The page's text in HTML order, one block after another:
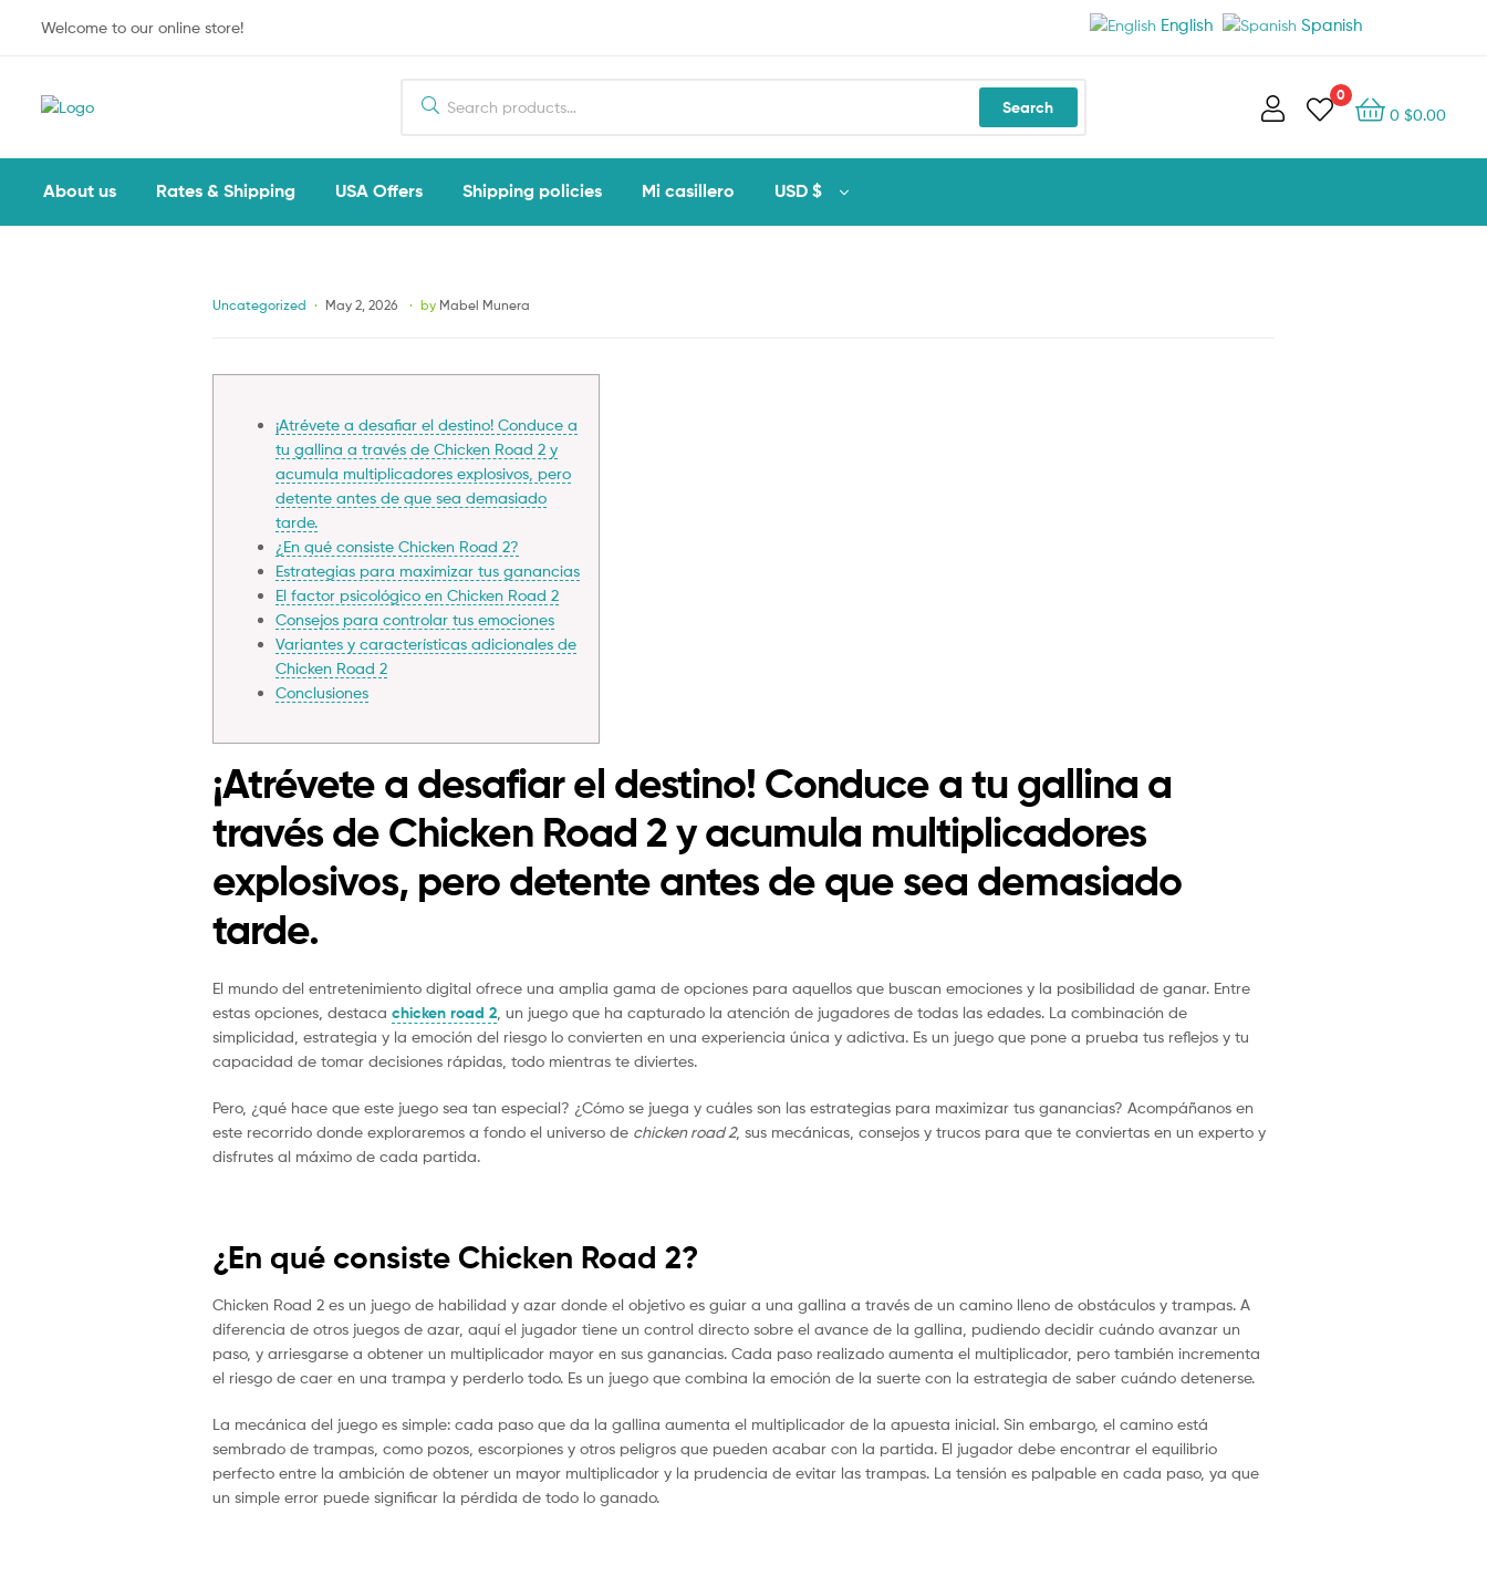
Welcome to our online store!
for:
Search
0
0 $0.00
About us Rates & Shipping USA Offers Shipping policies Mi casillero USD $
Categories
Uncategorized May 2, 2026 by Mabel Munera
¡Atrévete a desafiar el destino! Conduce a
tu gallina a través de Chicken Road 2 y
acumula multiplicadores explosivos, pero
detente antes de que sea demasiado
tarde.
¿En qué consiste Chicken Road 2?
Estrategias para maximizar tus ganancias
El factor psicológico en Chicken Road 2
Consejos para controlar tus emociones
Variantes y características adicionales de
Chicken Road 2
Conclusiones
¡Atrévete a desafiar el destino! Conduce a tu gallina a
través de Chicken Road 2 y acumula multiplicadores
explosivos, pero detente antes de que sea demasiado
tarde.
El mundo del entretenimiento digital ofrece una amplia gama de opciones para aquellos que buscan emociones y la posibilidad de ganar. Entre
estas opciones, destaca chicken road 2 , un juego que ha capturado la atención de jugadores de todas las edades. La combinación de
simplicidad, estrategia y la emoción del riesgo lo convierten en una experiencia única y adictiva. Es un juego que pone a prueba tus reflejos y tu
capacidad de tomar decisiones rápidas, todo mientras te diviertes.
Pero, ¿qué hace que este juego sea tan especial? ¿Cómo se juega y cuáles son las estrategias para maximizar tus ganancias? Acompáñanos en
este recorrido donde exploraremos a fondo el universo de chicken road 2, sus mecánicas, consejos y trucos para que te conviertas en un experto y
disfrutes al máximo de cada partida.
¿En qué consiste Chicken Road 2?
Chicken Road 2 es un juego de habilidad y azar donde el objetivo es guiar a una gallina a través de un camino lleno de obstáculos y trampas. A
diferencia de otros juegos de azar, aquí el jugador tiene un control directo sobre el avance de la gallina, pudiendo decidir cuándo avanzar un
paso, y arriesgarse a obtener un multiplicador mayor en sus ganancias. Cada paso realizado aumenta el multiplicador, pero también incrementa
el riesgo de caer en una trampa y perderlo todo. Es un juego que combina la emoción de la suerte con la estrategia de saber cuándo detenerse.
La mecánica del juego es simple: cada paso que da la gallina aumenta el multiplicador de la apuesta inicial. Sin embargo, el camino está
sembrado de trampas, como pozos, escorpiones y otros peligros que pueden acabar con la partida. El jugador debe encontrar el equilibrio
perfecto entre la ambición de obtener un mayor multiplicador y la prudencia de evitar las trampas. La tensión es palpable en cada paso, ya que
un simple error puede significar la pérdida de todo lo ganado.
English Spanish